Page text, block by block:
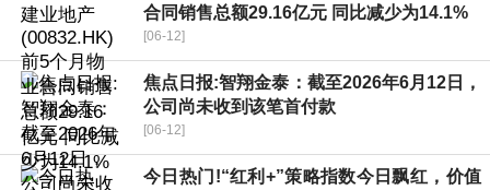
合同销售总额29.16亿元 同比减少为14.1%
[06-12]
焦点日报:智翔金泰：截至2026年6月12日，
公司尚未收到该笔首付款
[06-12]
今日热门!“红利+”策略指数今日飘红，价值